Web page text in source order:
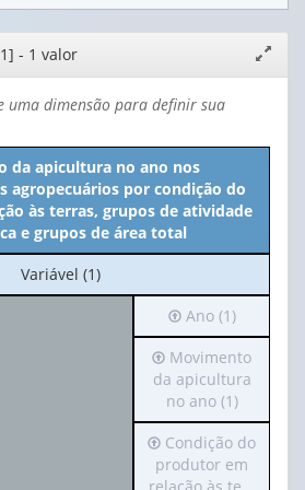
janela
- 1 valor
uma dimensão para definir sua
da apicultura no ano nos
agropecuários por condição do
às terras, grupos de atividade
e grupos de área total
No
cabeçalho:
Variável (1)
Irá
para
o
cabeçalho
(possui
apenas
1
valor):
Ano (1)
Irá
para
cabeçalho
(possui
apenas
Movimento
da apicultura
no ano (1)
Irá
para
o
Condição do
produtor em